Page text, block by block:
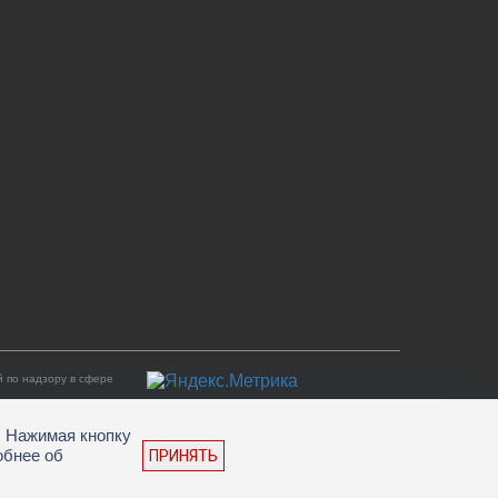
надзору в сфере
Нажимая кнопку
об
ПРИНЯТЬ